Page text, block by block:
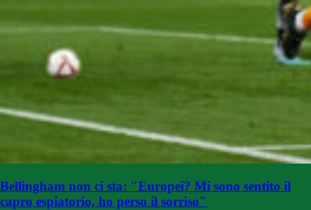
Bellingham non ci sta: "Europei? Mi sono sentito il
capro espiatorio, ho perso il sorriso"